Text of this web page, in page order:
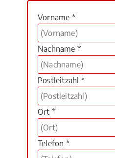
Vorname *
Nachname *
Postleitzahl *
Ort *
Telefon *